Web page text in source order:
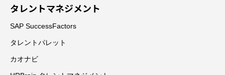
タレントマネジメント
SAP SuccessFactors
タレントパレット
カオナビ